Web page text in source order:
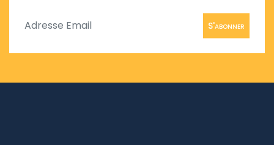
S'abonner